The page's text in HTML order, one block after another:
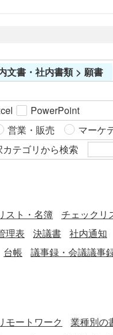
し、速やかに対応して
イアウトを採用した、
理由はチェックボックス
でダウンロードできる
文書・社内書類 > 願書
PowerPoint
営業・販売 マーケ
カテゴリから検索
スト・名簿 チェックリ
理表 決議書 社内通知
台帳 議事録・会議議事
モートワーク 業種別の